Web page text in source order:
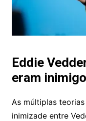
Eddie
eram
As múltiplas
inimizade entre